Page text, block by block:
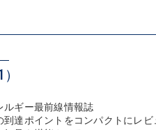
ルギー最前線情報誌
達ポイントをコンパクトにレビ